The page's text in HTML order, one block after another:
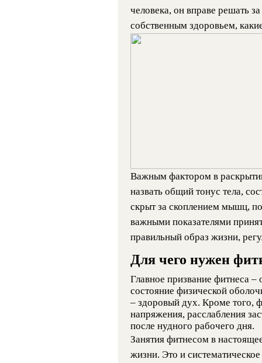
человека, он вправе решать
собственным здоровьем,
Важным фактором в
назвать общий тонус тела,
скрыт за скоплением мышц,
важными показателями
правильный образ жизни,
Для чего нужен
Главное призвание фитнеса –
состояние физической
– здоровый дух. Кроме того,
напряжения, расслабления
после нудного рабочего дня.
Занятия фитнесом в
жизни. Это и